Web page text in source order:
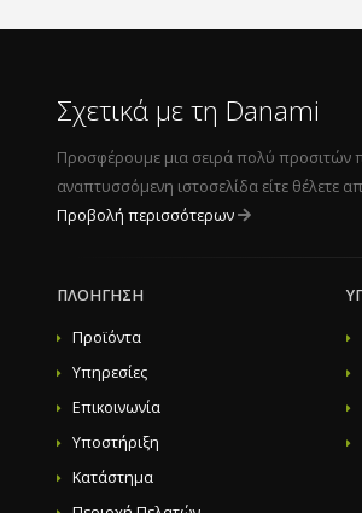
Σχετικά με τη Danami
Προσφέρουμε μια σειρά πολύ προσιτών
αναπτυσσόμενη ιστοσελίδα είτε θέλετε
Προβολή περισσότερων
ΠΛΟΉΓΗΣΗ
Προϊόντα
Υπηρεσίες
Επικοινωνία
Υποστήριξη
Κατάστημα